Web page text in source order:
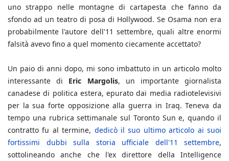
uno strappo nelle montagne di cartapesta che fanno da
sfondo ad un teatro di posa di Hollywood. Se Osama non era
probabilmente l'autore dell'11 settembre, quali altre enormi
falsità avevo fino a quel momento ciecamente accettato?
Un paio di anni dopo, mi sono imbattuto in un articolo molto
interessante di Eric Margolis, un importante giornalista
canadese di politica estera, epurato dai media radiotelevisivi
per la sua forte opposizione alla guerra in Iraq. Teneva da
tempo una rubrica settimanale sul Toronto Sun e, quando il
contratto fu al termine, dedicò il suo ultimo articolo ai suoi
fortissimi dubbi sulla storia ufficiale dell'11 settembre,
sottolineando anche che l'ex direttore della Intelligence